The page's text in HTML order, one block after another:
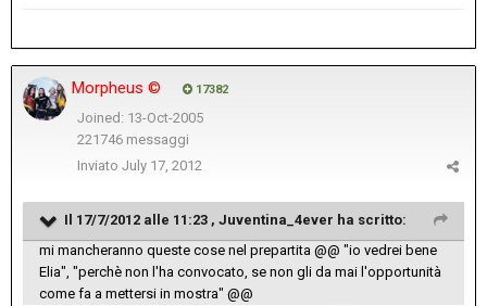
Morpheus © 17382
Joined: 13-Oct-2005
221746 messaggi
Inviato July 17, 2012
Il 17/7/2012 alle 11:23 , Juventina_4ever ha scritto:
mi mancheranno queste cose nel prepartita @@ "io vedrei bene
Elia", "perchè non l'ha convocato, se non gli da mai l'opportunità
come fa a mettersi in mostra" @@